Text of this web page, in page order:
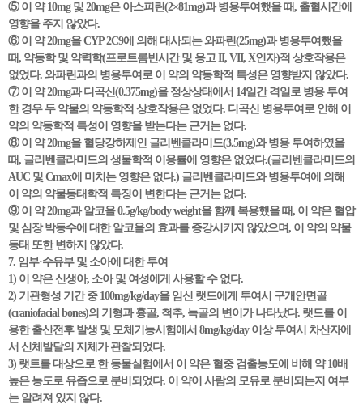
⑤ 이 약 10mg 및 20mg은 아스피린(2×81mg)과 병용투여했을 때, 출혈시간에
영향을 주지 않았다.
⑥ 이 약 20mg을 CYP 2C9에 의해 대사되는 와파린(25mg)과 병용투여했을
때, 약동학 및 약력학(프로트롬빈시간 및 응고 II, VII, X인자)적 상호작용은
없었다. 와파린과의 병용투여로 이 약의 약동학적 특성은 영향받지 않았다.
⑦ 이 약 20mg과 디곡신(0.375mg)을 정상상태에서 14일간 격일로 병용 투여
한 경우 두 약물의 약동학적 상호작용은 없었다. 디곡신 병용투여로 인해 이
약의 약동학적 특성이 영향을 받는다는 근거는 없다.
⑧ 이 약 20mg을 혈당강하제인 글리벤클라미드(3.5mg)와 병용 투여하였을
때, 글리벤클라미드의 생물학적 이용률에 영향은 없었다.(글리벤클라미드의
AUC 및 Cmax에 미치는 영향은 없다.) 글리벤클라미드와 병용투여에 의해
이 약의 약물동태학적 특징이 변한다는 근거는 없다.
⑨ 이 약 20mg과 알코올 0.5g/kg/body weight을 함께 복용했을 때, 이 약은 혈압
및 심장 박동수에 대한 알코올의 효과를 증강시키지 않았으며, 이 약의 약물
동태 또한 변하지 않았다.
7. 임부·수유부 및 소아에 대한 투여
1) 이 약은 신생아, 소아 및 여성에게 사용할 수 없다.
2) 기관형성 기간 중 100mg/kg/day을 임신 랫드에게 투여시 구개안면골
(craniofacial bones)의 기형과 흉골, 척추, 늑골의 변이가 나타났다. 랫드를 이
용한 출산전후 발생 및 모체기능시험에서 8mg/kg/day 이상 투여시 차산자에
서 신체발달의 지체가 관찰되었다.
3) 랫트를 대상으로 한 동물실험에서 이 약은 혈중 검출농도에 비해 약 10배
높은 농도로 유즙으로 분비되었다. 이 약이 사람의 모유로 분비되는지 여부
는 알려져 있지 않다.